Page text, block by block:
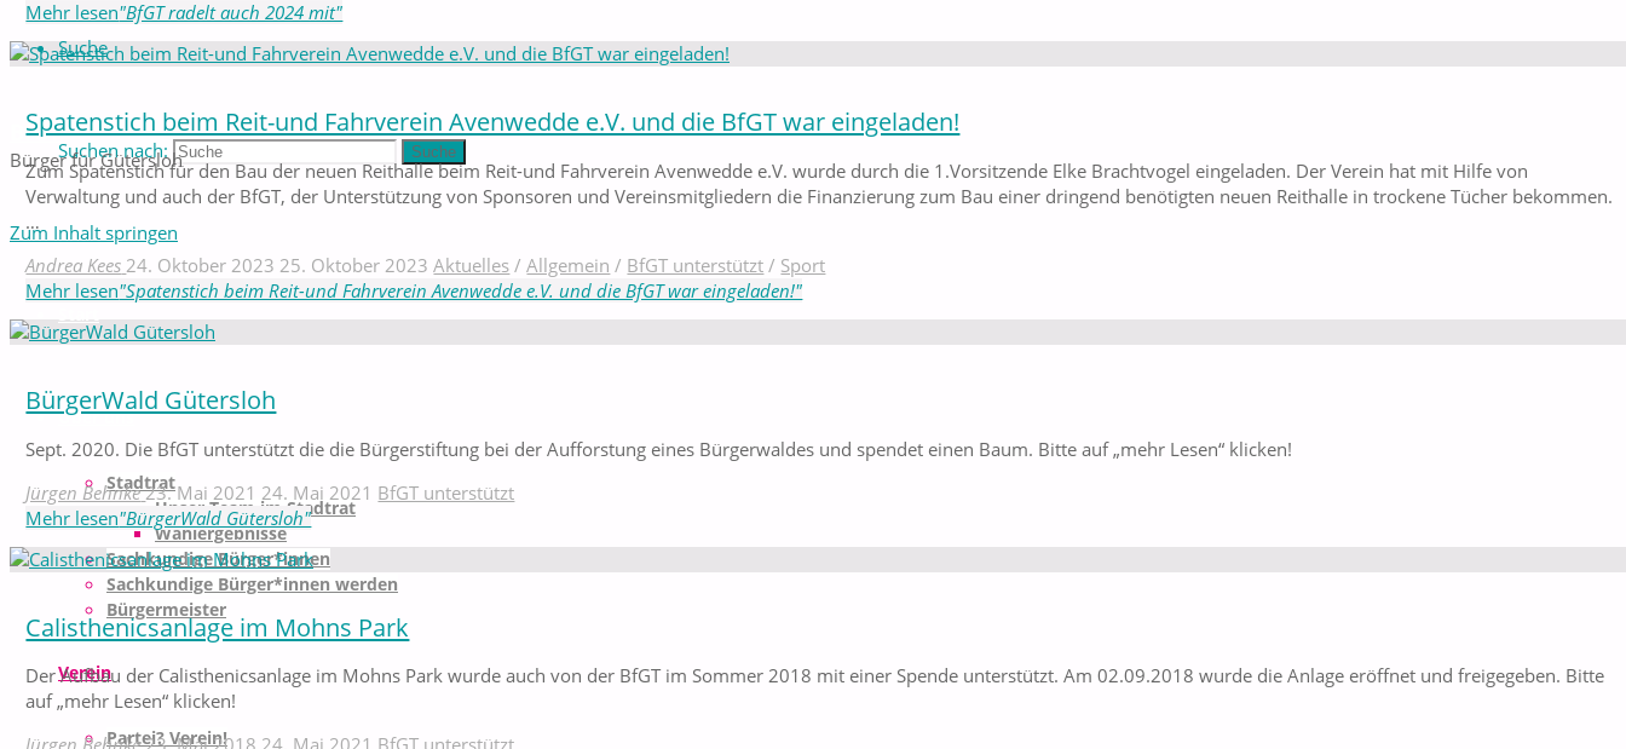
Suche
Suchen nach: Suche
BfGT
Bürger für Gütersloh
Zum Inhalt springen
Start
Über uns
Stadtrat
Unser Team im Stadtrat
Wahlergebnisse
Sachkundige Bürger*innen
Sachkundige Bürger*innen werden
Bürgermeister
Verein
Partei? Verein!
Mehr lesen"BfGT radelt auch 2024 mit"
Spatenstich beim Reit-und Fahrverein Avenwedde e.V. und die BfGT war eingeladen!
Zum Spatenstich für den Bau der neuen Reithalle beim Reit-und Fahrverein Avenwedde e.V. wurde durch die 1.Vorsitzende Elke Brachtvogel eingeladen. Der Verein hat mit Hilfe von
Verwaltung und auch der BfGT, der Unterstützung von Sponsoren und Vereinsmitgliedern die Finanzierung zum Bau einer dringend benötigten neuen Reithalle in trockene Tücher bekommen.
…
Andrea Kees 24. Oktober 2023 25. Oktober 2023 Aktuelles /Allgemein / BfGT unterstützt / Sport
Mehr lesen"Spatenstich beim Reit-und Fahrverein Avenwedde e.V. und die BfGT war eingeladen!"
BürgerWald Gütersloh
Sept. 2020. Die BfGT unterstützt die die Bürgerstiftung bei der Aufforstung eines Bürgerwaldes und spendet einen Baum. Bitte auf „mehr Lesen“ klicken!
Jürgen Behnke 23. Mai 2021 24. Mai 2021 BfGT unterstützt
Mehr lesen"BürgerWald Gütersloh"
Calisthenicsanlage im Mohns Park
Der Aufbau der Calisthenicsanlage im Mohns Park wurde auch von der BfGT im Sommer 2018 mit einer Spende unterstützt. Am 02.09.2018 wurde die Anlage eröffnet und freigegeben. Bitte
auf „mehr Lesen“ klicken!